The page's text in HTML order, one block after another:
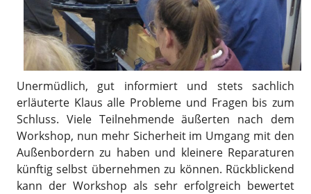
Unermüdlich, gut informiert und stets sachlich
erläuterte Klaus alle Probleme und Fragen bis zum
Schluss. Viele Teilnehmende äußerten nach dem
Workshop, nun mehr Sicherheit im Umgang mit den
Außenbordern zu haben und kleinere Reparaturen
künftig selbst übernehmen zu können. Rückblickend
kann der Workshop als sehr erfolgreich bewertet